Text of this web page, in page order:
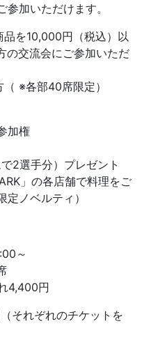
加いただけます。
を10,000円（税込）以
の交流会にご参加いただ
※各部40席限定）
加権
2選手分）プレゼント
」の各店舗で料理をご
ノベルティ）
～
4,400円
それぞれのチケットを